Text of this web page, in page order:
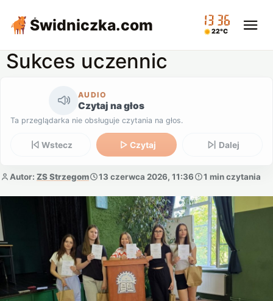
Świdniczka.com 13:36
22°C
Sukces uczennic
AUDIO
Czytaj na głos
Ta przeglądarka nie obsługuje czytania na głos.
Wstecz Czytaj Dalej
Autor: ZS Strzegom 13 czerwca 2026, 11:36 1 min czytania